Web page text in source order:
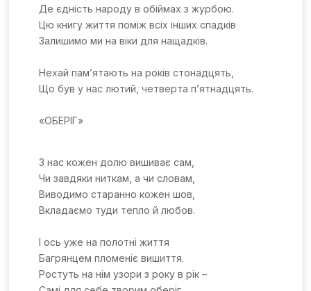
Де єдність народу в обіймах з журбою.
Цю книгу життя поміж всіх інших спадків
Залишимо ми на віки для нащадків.
Нехай пам’ятають на років стонадцять,
Що був у нас лютий, четверта п’ятнадцять.
«ОБЕРІГ»
З нас кожен долю вишиває сам,
Чи завдяки ниткам, а чи словам,
Виводимо старанно кожен шов,
Вкладаємо туди тепло й любов.
І ось уже на полотні життя
Багрянцем пломеніє вишиття.
Ростуть на нім узори з року в рік –